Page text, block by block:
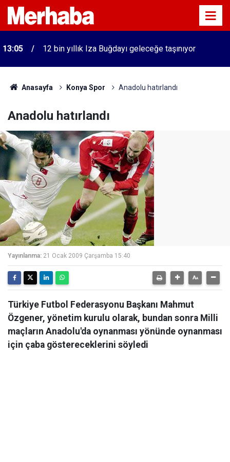
13:05 12 bin yıllık Iza Buğdayı geleceğe taşınıyor
Anasayfa Konya Spor Anadolu hatırlandı
Anadolu hatırlandı
Yayınlanma: 21 Ocak 2009 Çarşamba 15:40
Türkiye Futbol Federasyonu Başkanı Mahmut
Özgener, yönetim kurulu olarak, bundan sonra Milli
maçların Anadolu'da oynanması yönünde oynanması
için çaba göstereceklerini söyledi